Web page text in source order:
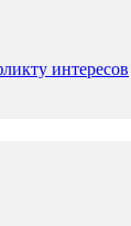
интересов